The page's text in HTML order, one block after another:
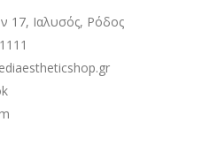
17, Ιαλυσός, Ρόδος